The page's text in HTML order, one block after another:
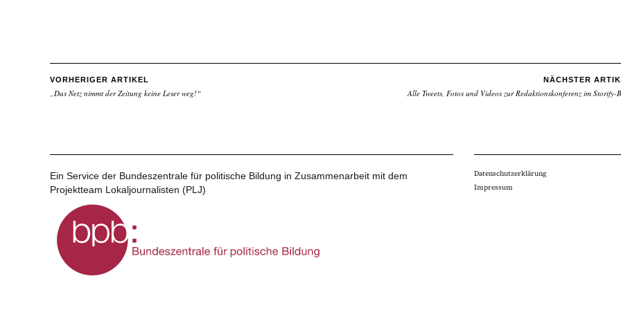
VORHERIGER ARTIKEL
„Das Netz nimmt der Zeitung keine Leser weg!“
NÄCHSTER
Alle Tweets, Fotos und Videos zur Redaktionskonferenz im Storify-
Ein Service der Bundeszentrale für politische Bildung in Zusammenarbeit mit dem
Projektteam Lokaljournalisten (PLJ)
Datenschutzerklärung
Impressum